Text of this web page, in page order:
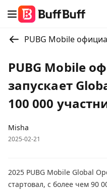
PUBG Mobile
запускает
100 000
Misha
2025-02-21
2025 PUBG Mobile Global
стартовал, с более чем 90